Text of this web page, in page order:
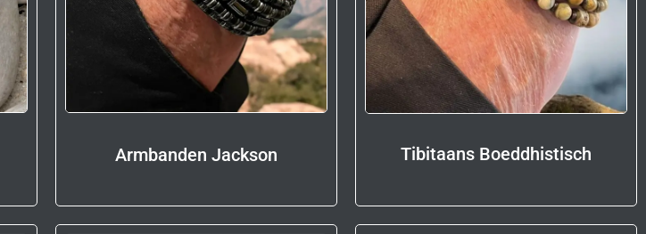
Armbanden Jackson Tibitaans Boeddhistisch